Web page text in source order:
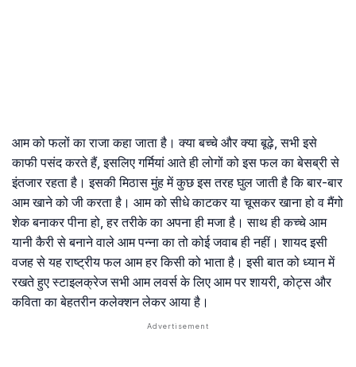
आम को फलों का राजा कहा जाता है। क्या बच्चे और क्या बूढ़े, सभी इसे
काफी पसंद करते हैं, इसलिए गर्मियां आते ही लोगों को इस फल का बेसब्री से
इंतजार रहता है। इसकी मिठास मुंह में कुछ इस तरह घुल जाती है कि बार-बार
आम खाने को जी करता है। आम को सीधे काटकर या चूसकर खाना हो व मैंगो
शेक बनाकर पीना हो, हर तरीके का अपना ही मजा है। साथ ही कच्चे आम
यानी कैरी से बनाने वाले आम पन्ना का तो कोई जवाब ही नहीं। शायद इसी
वजह से यह राष्ट्रीय फल आम हर किसी को भाता है। इसी बात को ध्यान में
रखते हुए स्टाइलक्रेज सभी आम लवर्स के लिए आम पर शायरी, कोट्स और
कविता का बेहतरीन कलेक्शन लेकर आया है।